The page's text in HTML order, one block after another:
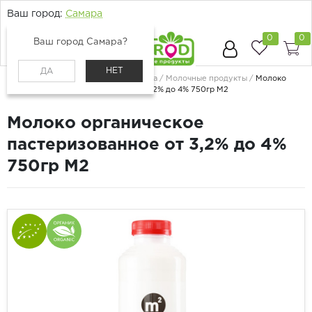
Ваш город: Самара
Ваш город Самара?
ДА НЕТ
0 0
Молоко, сыр, яйца Молочные продукты
Молоко
органическое пастеризованное от 3,2% до 4% 750гр М2
Молоко органическое
пастеризованное от 3,2% до 4%
750гр М2